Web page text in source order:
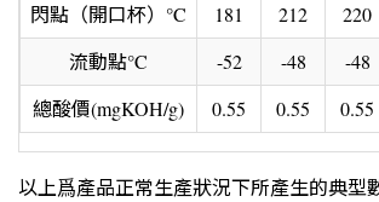
閃點（開口杯）°C
181 212 220
流動點°C
-52 -48 -48
總酸價(mgKOH/g)
0.55 0.55 0.55
以上爲產品正常生產狀況下所產生的典型